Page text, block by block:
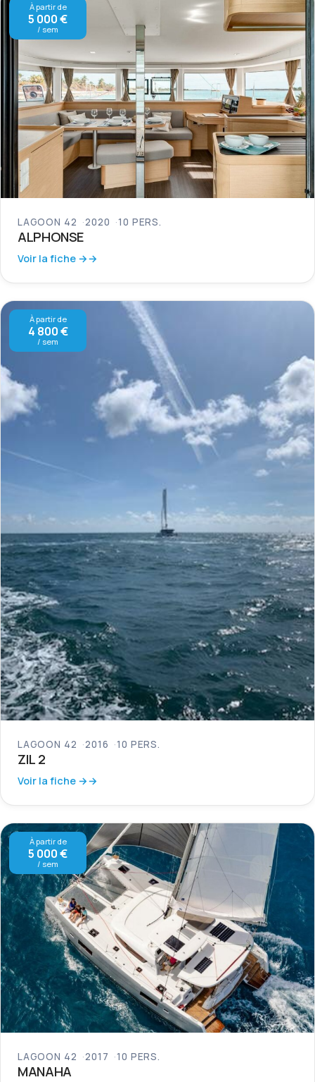
À partir de
5 000 €
/ sem
LAGOON 42 2020 10 PERS.
ALPHONSE
Voir la fiche →
À partir de
4 800 €
/ sem
LAGOON 42 2016 10 PERS.
ZIL 2
Voir la fiche →
À partir de
5 000 €
/ sem
LAGOON 42 2017 10 PERS.
MANAHA